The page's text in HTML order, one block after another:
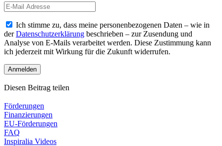
Ich stimme zu, dass meine personenbezogenen Daten – wie in
derDatenschutzerklärung beschrieben – zur Zusendung und
Analyse von E-Mails verarbeitet werden. Diese Zustimmung kann
ich jederzeit mit Wirkung für die Zukunft widerrufen.
Diesen Beitrag teilen
Förderungen
Finanzierungen
EU-Förderungen
FAQ
Inspiralia Videos